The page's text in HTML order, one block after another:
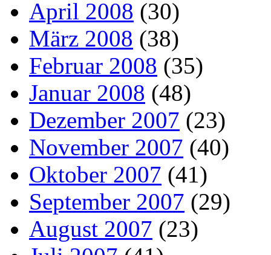
April 2008 (30)
März 2008 (38)
Februar 2008 (35)
Januar 2008 (48)
Dezember 2007 (23)
November 2007 (40)
Oktober 2007 (41)
September 2007 (29)
August 2007 (23)